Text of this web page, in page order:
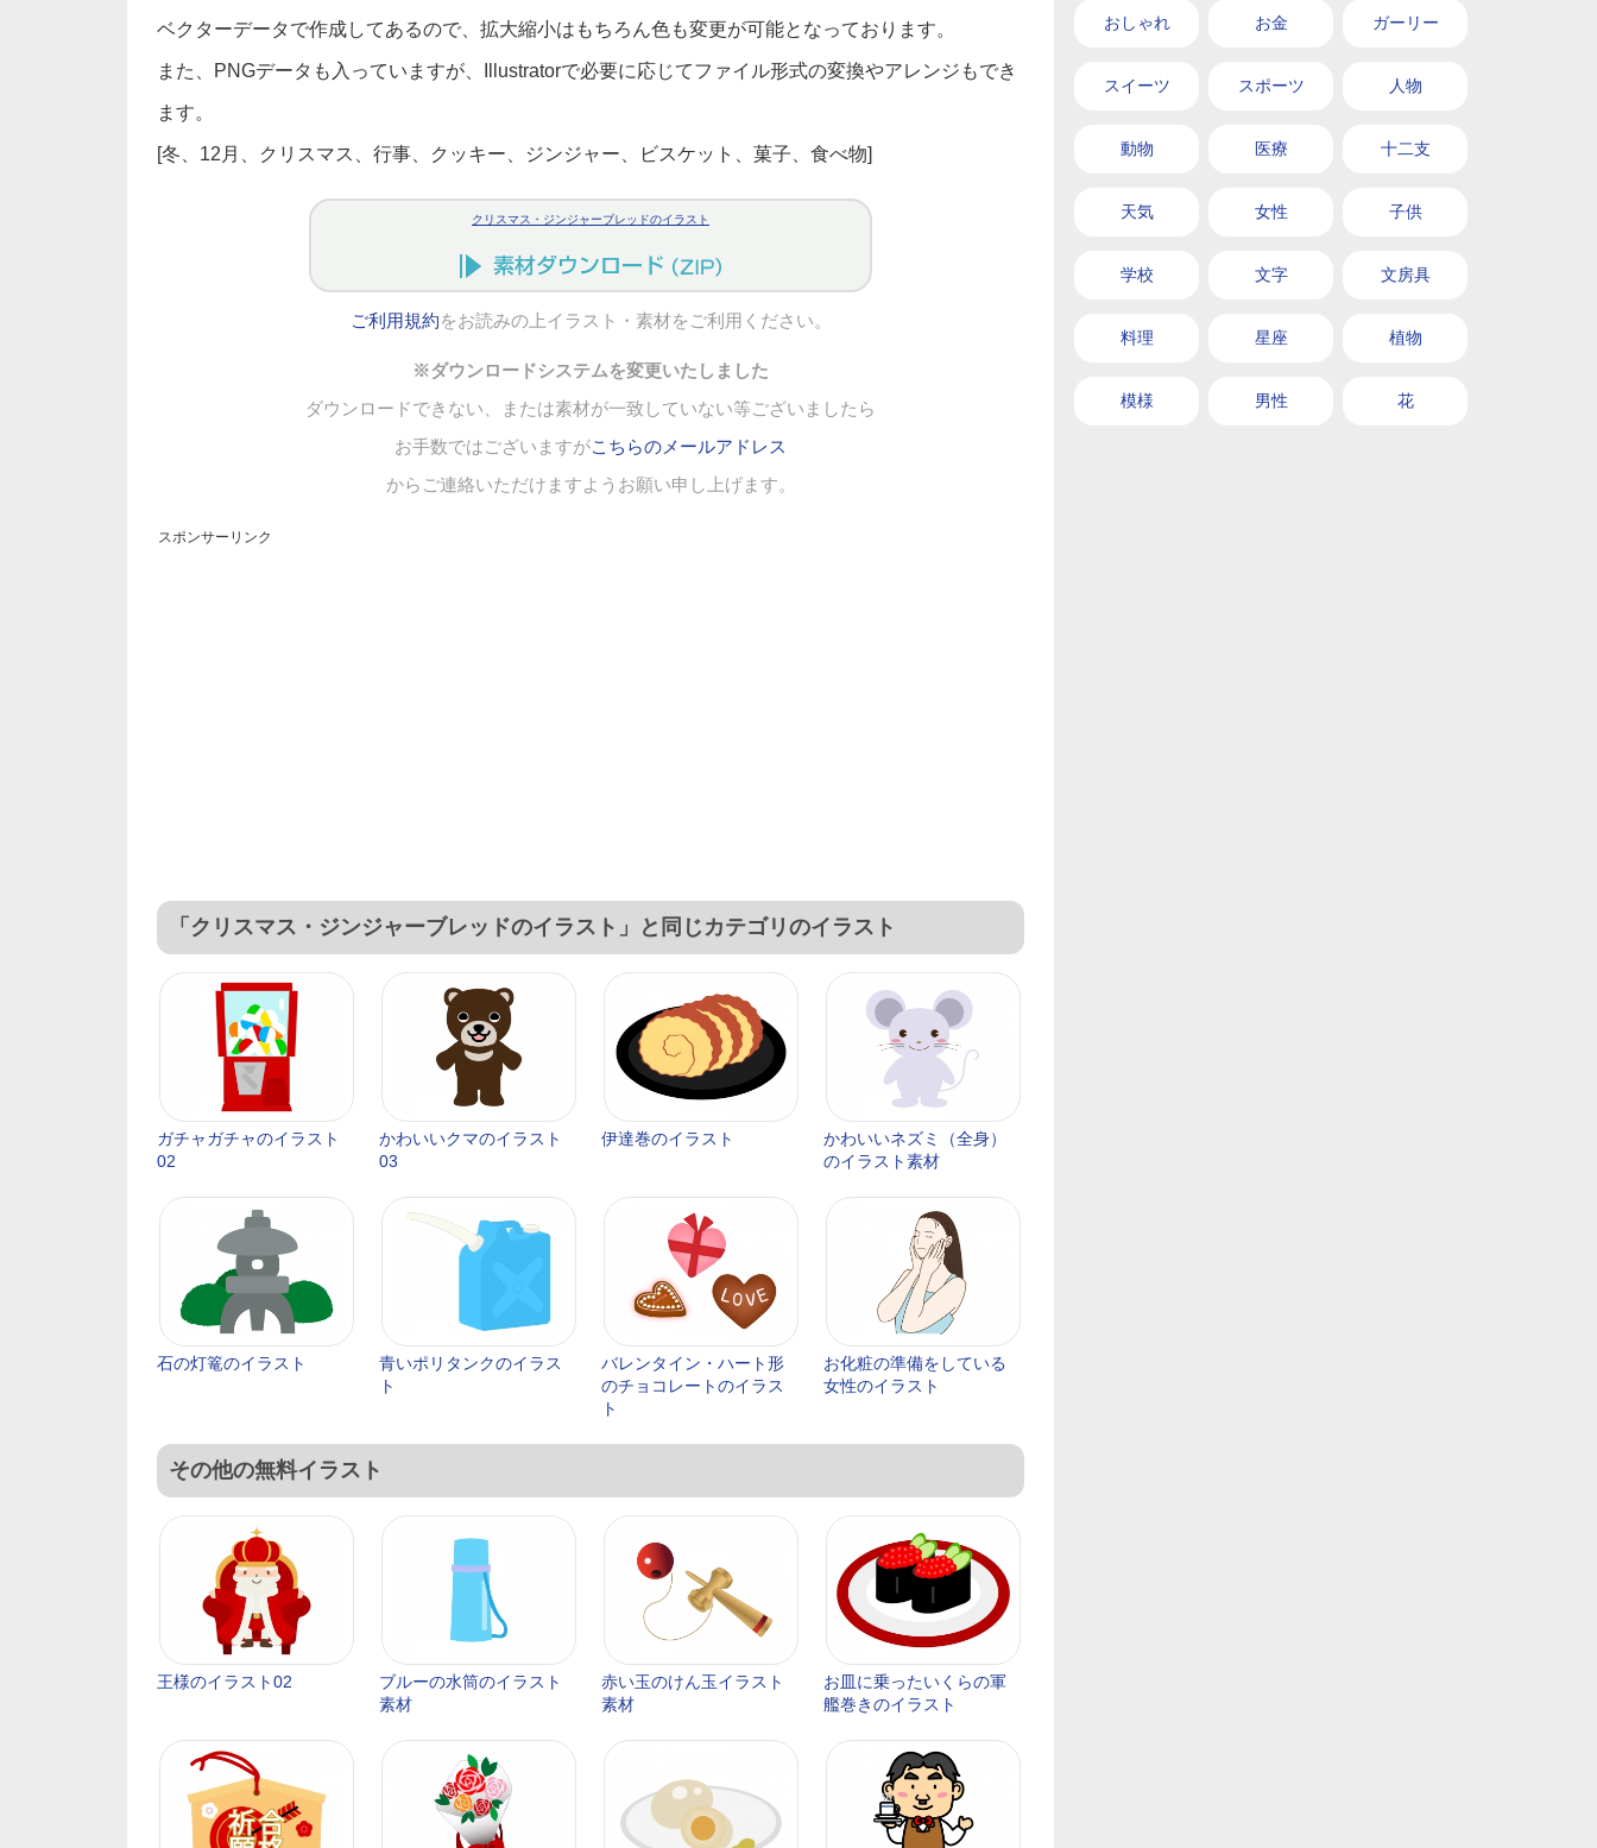
ベクターデータで作成してあるので、拡大縮小はもちろん色も変更が可能となっております。
また、PNGデータも入っていますが、Illustratorで必要に応じてファイル形式の変換やアレンジもでき
ます。
[冬、12月、クリスマス、行事、クッキー、ジンジャー、ビスケット、菓子、食べ物]
クリスマス・ジンジャーブレッドのイラスト
ご利用規約をお読みの上イラスト・素材をご利用ください。
※ダウンロードシステムを変更いたしました
ダウンロードできない、または素材が一致していない等ございましたら
お手数ではございますがこちらのメールアドレス
からご連絡いただけますようお願い申し上げます。
スポンサーリンク
「クリスマス・ジンジャーブレッドのイラスト」と同じカテゴリのイラスト
ガチャガチャのイラスト
02
かわいいクマのイラスト
03
伊達巻のイラスト
かわいいネズミ（全身）
のイラスト素材
石の灯篭のイラスト
青いポリタンクのイラス
ト
バレンタイン・ハート形
のチョコレートのイラス
ト
お化粧の準備をしている
女性のイラスト
その他の無料イラスト
王様のイラスト02
ブルーの水筒のイラスト
素材
赤い玉のけん玉イラスト
素材
お皿に乗ったいくらの軍
艦巻きのイラスト
おしゃれ お金 ガーリー
スイーツ スポーツ 人物
動物 医療 十二支
天気 女性 子供
学校 文字 文房具
料理 星座 植物
模様 男性 花